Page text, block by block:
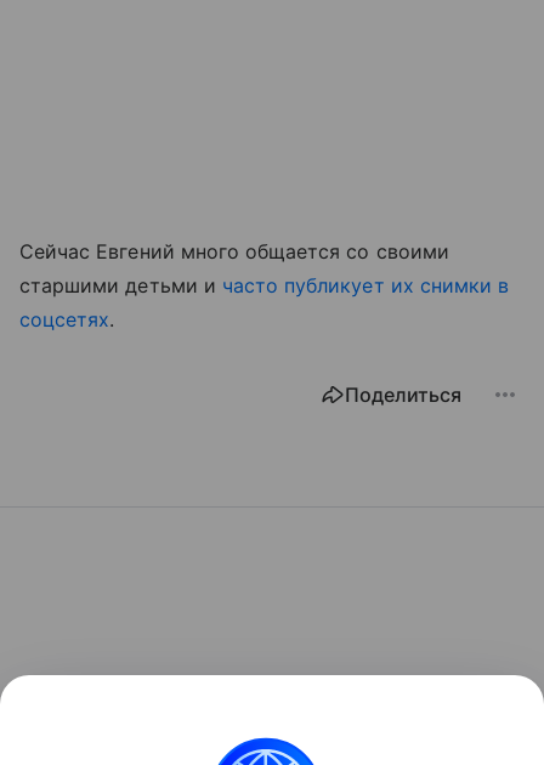
Сейчас Евгений много общается со своими
старшими детьми и часто публикует их снимки в
соцсетях.
Поделиться